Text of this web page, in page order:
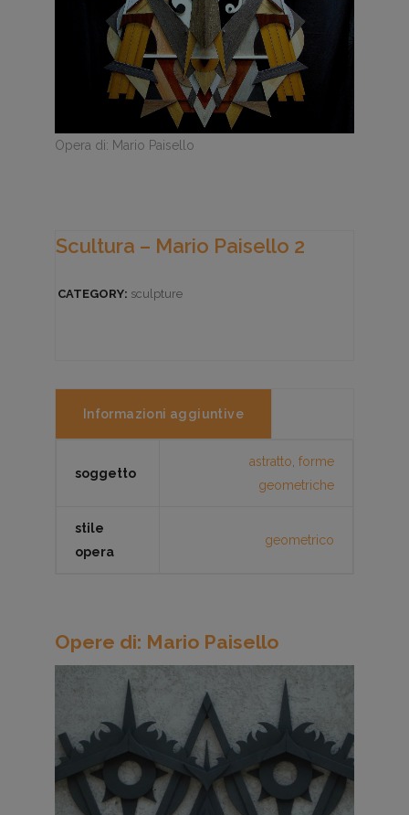
Opera di: Mario Paisello
Scultura – Mario Paisello 2
CATEGORY: sculpture
Informazioni aggiuntive
soggetto
astratto forme
geometriche
stile
opera
geometrico
Opere di: Mario Paisello